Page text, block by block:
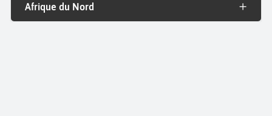
Afrique du Nord